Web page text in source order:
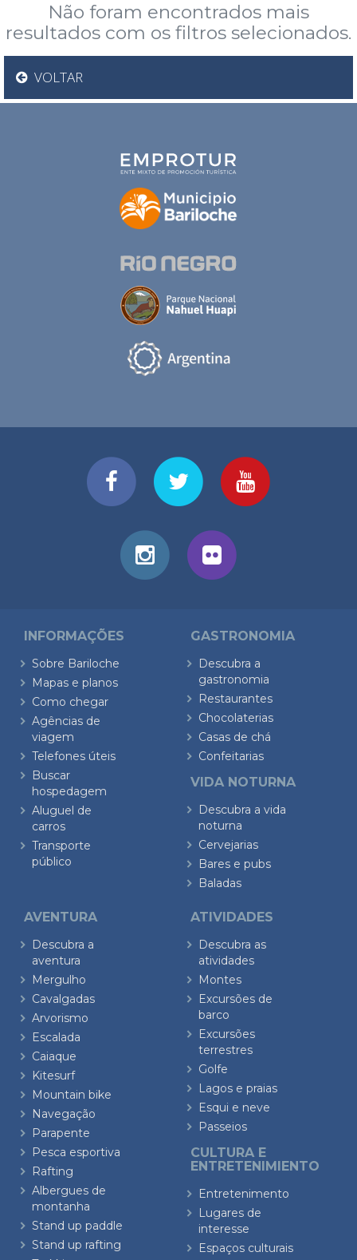
Não foram encontrados mais
resultados com os filtros selecionados.
VOLTAR
INFORMAÇÕES
Sobre Bariloche
Mapas e planos
Como chegar
Agências de
viagem
Telefones úteis
Buscar
hospedagem
Aluguel de
carros
Transporte
público
GASTRONOMIA
Descubra a
gastronomia
Restaurantes
Chocolaterias
Casas de chá
Confeitarias
VIDA NOTURNA
Descubra a vida
noturna
Cervejarias
Bares e pubs
Baladas
AVENTURA
Descubra a
aventura
Mergulho
Cavalgadas
Arvorismo
Escalada
Caiaque
Kitesurf
Mountain bike
Navegação
Parapente
Pesca esportiva
Rafting
Albergues de
montanha
Stand up paddle
Stand up rafting
ATIVIDADES
Descubra as
atividades
Montes
Excursões de
barco
Excursões
terrestres
Golfe
Lagos e praias
Esqui e neve
Passeios
CULTURA E
ENTRETENIMIENTO
Entretenimento
Lugares de
interesse
Espaços culturais